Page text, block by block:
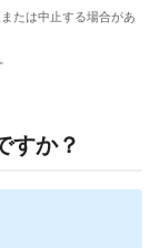
たは中止する場合があ
すか？